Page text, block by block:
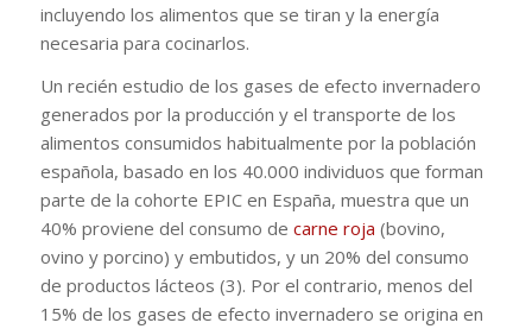
incluyendo los alimentos que se tiran y la energía
necesaria para cocinarlos.
Un recién estudio de los gases de efecto invernadero
generados por la producción y el transporte de los
alimentos consumidos habitualmente por la población
española, basado en los 40.000 individuos que forman
parte de la cohorte EPIC en España, muestra que un
40% proviene del consumo de carne roja (bovino,
ovino y porcino) y embutidos, y un 20% del consumo
de productos lácteos (3). Por el contrario, menos del
15% de los gases de efecto invernadero se origina en